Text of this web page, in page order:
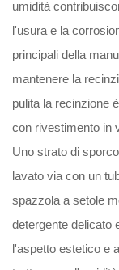
umidità
l'usura e la
principali della
mantenere la
pulita la recinzione
con rivestimento in
Uno strato di
lavato via con un
spazzola a setole
detergente delicato
l'aspetto estetico e